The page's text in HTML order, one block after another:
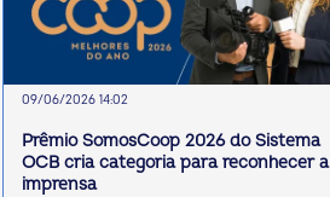
09/06/2026 14:02
Prêmio SomosCoop 2026 do Sistema
OCB cria categoria para reconhecer a
imprensa